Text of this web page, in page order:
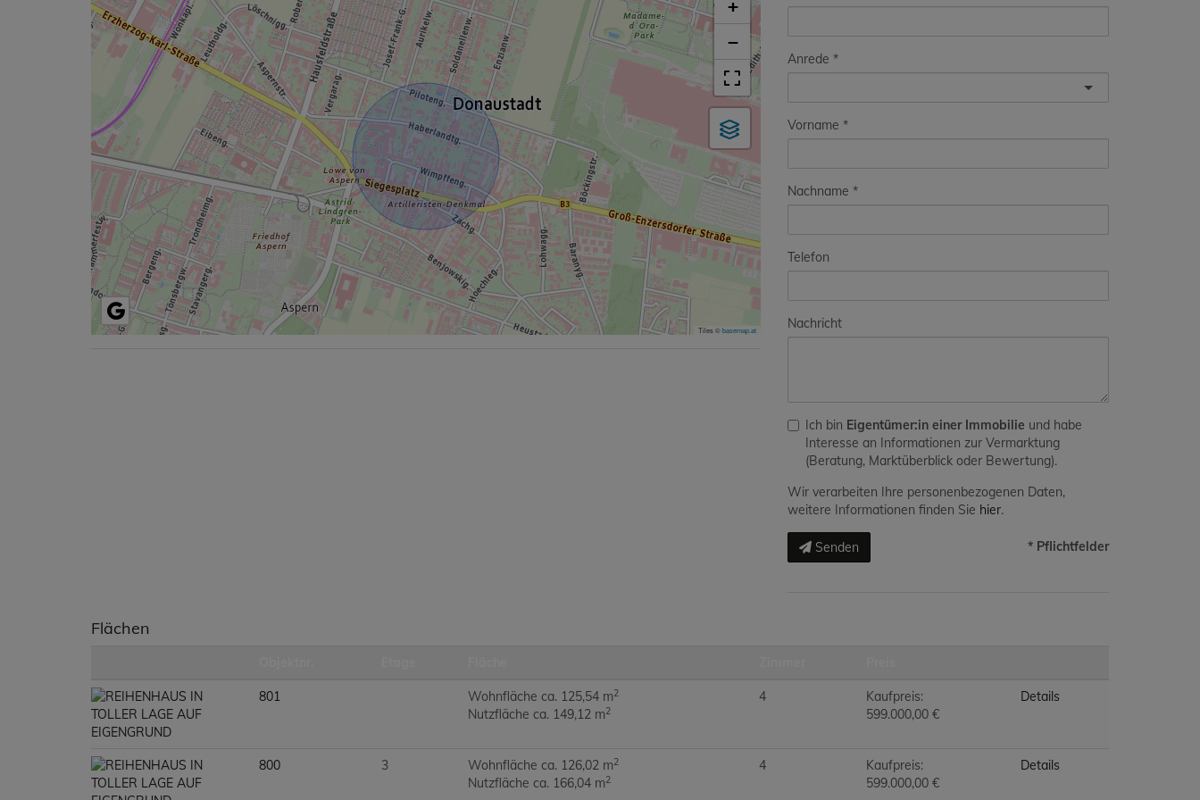
+
−
Tiles ©basemap.at
Anrede
Vorname
Nachname
Telefon
Nachricht
Ich bin Eigentümer:in einer Immobilie und habe
Interesse an Informationen zur Vermarktung
(Beratung, Marktüberblick oder Bewertung).
Wir verarbeiten Ihre personenbezogenen Daten,
weitere Informationen finden Sie hier.
Senden * Pflichtfelder
Flächen
801 Wohnfläche ca. 125,54 m2
Nutzfläche ca. 149,12 m2
4
Kaufpreis:
599.000,00 €
Details
800 3 Wohnfläche ca. 126,02 m2
Nutzfläche ca. 166,04 m2
4
Kaufpreis:
599.000,00 €
Details